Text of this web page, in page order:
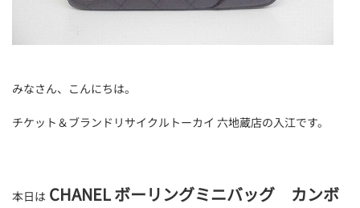
みなさん、こんにちは。
チケット＆ブランドリサイクルトーカイ 六地蔵店の入江です。
本日は CHANEL ボーリングミニバッグ カンボ